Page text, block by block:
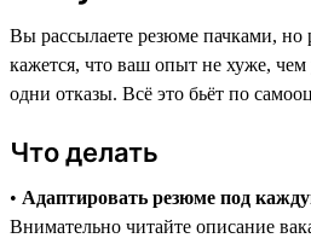
Вы рассылаете резюме пачками, но
кажется, что ваш опыт не хуже,
одни отказы. Всё это бьёт по
Что делать
• Адаптировать резюме под
Внимательно читайте описание